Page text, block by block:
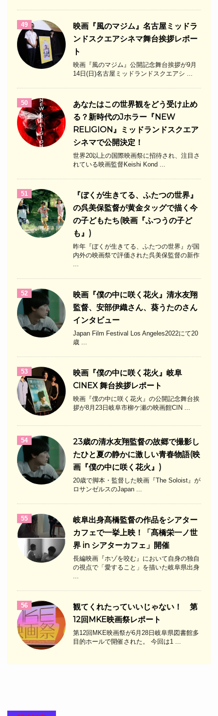
49
映画『風のマジム』名古屋ミッドラ
ンドスクエアシネマ舞台挨拶レポー
ト
映画『風のマジム』公開記念舞台挨拶が9月
14日(日)名古屋ミッドランドスクエアシ ...
50
あなたはこの世界観をどう受け止め
る？新時代のJホラー『NEW
RELIGION』ミッドランドスクエア
シネマで公開決定！
世界20以上の国際映画祭に招待され、注目さ
れている映画監督Keishi Kond ...
51
『ぼくが生きてる、ふたつの世界』
の呉美保監督が黄金タッグで描く今
の子どもたち(映画『ふつうの子ど
も』)
昨年『ぼくが生きてる、ふたつの世界』が国
内外の映画祭で評価された呉美保監督の新作
...
52
映画『僕の中に咲く花火』清水友翔
監督、安部伊織さん、葵うたのさん
インタビュー
Japan Film Festival Los Angeles2022にて20
歳 ...
53
映画『僕の中に咲く花火』岐阜
CINEX 舞台挨拶レポート
映画『僕の中に咲く花火』の公開記念舞台挨
拶が8月23日岐阜市柳ケ瀬の映画館CIN ...
54
23歳の清水友翔監督の故郷で撮影し
たひと夏の静かに激しい青春物語(映
画『僕の中に咲く花火』)
20歳で脚本・監督した映画『The Soloist』が
ロサンゼルスのJapan ...
55
岐阜出身髙橋監督の作品をシアター
カフェで一挙上映！「髙橋栄一ノ世
界 in シアターカフェ」開催
長編映画『ホゾを咬む』において自身の独自
の視点で「愛すること」を描いた岐阜県出身
...
56
観てくれたっていいじゃない！ 第
12回MKE映画祭レポート
第12回MKE映画祭が6月28日岐阜県図書館多
目的ホールで開催された。 今回は1 ...